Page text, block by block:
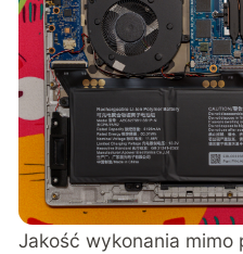
Jakość wykonania